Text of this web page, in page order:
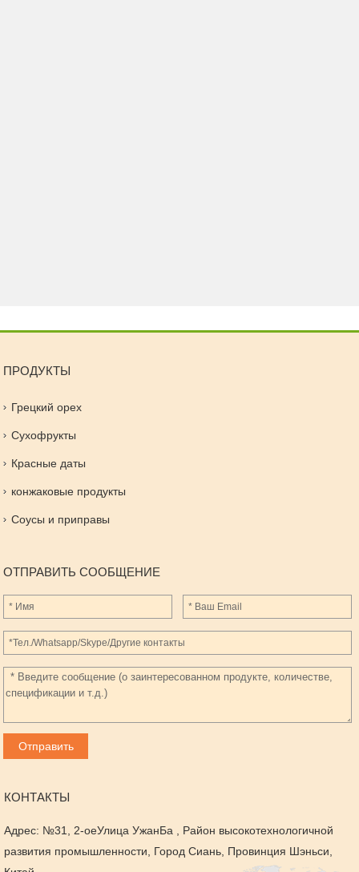
ПРОДУКТЫ
Грецкий орех
Сухофрукты
Красные даты
конжаковые продукты
Соусы и приправы
ОТПРАВИТЬ СООБЩЕНИЕ
КОНТАКТЫ
Адрес: №31, 2-оеУлица УжанБа , Район высокотехнологичной
развития промышленности, Город Сиань, Провинция Шэньси,